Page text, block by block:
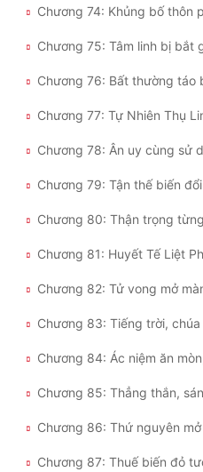
Chương 81: Huyết Tế Liệt
Chương 82: Tử vong mở
Chương 83: Tiếng trời,
Chương 84: Ác niệm ăn
Chương 85: Thẳng thắn,
Chương 86: Thứ nguyên